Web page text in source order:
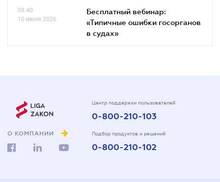
09.40
10 июня 2026
Бесплатный вебинар:
«Типичные ошибки госорганов
в судах»
О КОМПАНИИ
Центр поддержки пользователей
0-800-210-103
Подбор продуктов и решений
0-800-210-102